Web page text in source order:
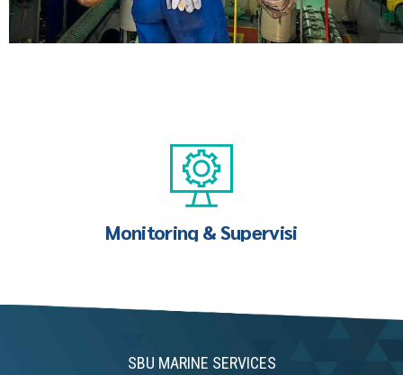
Monitoring & Supervisi
SBU MARINE SERVICES